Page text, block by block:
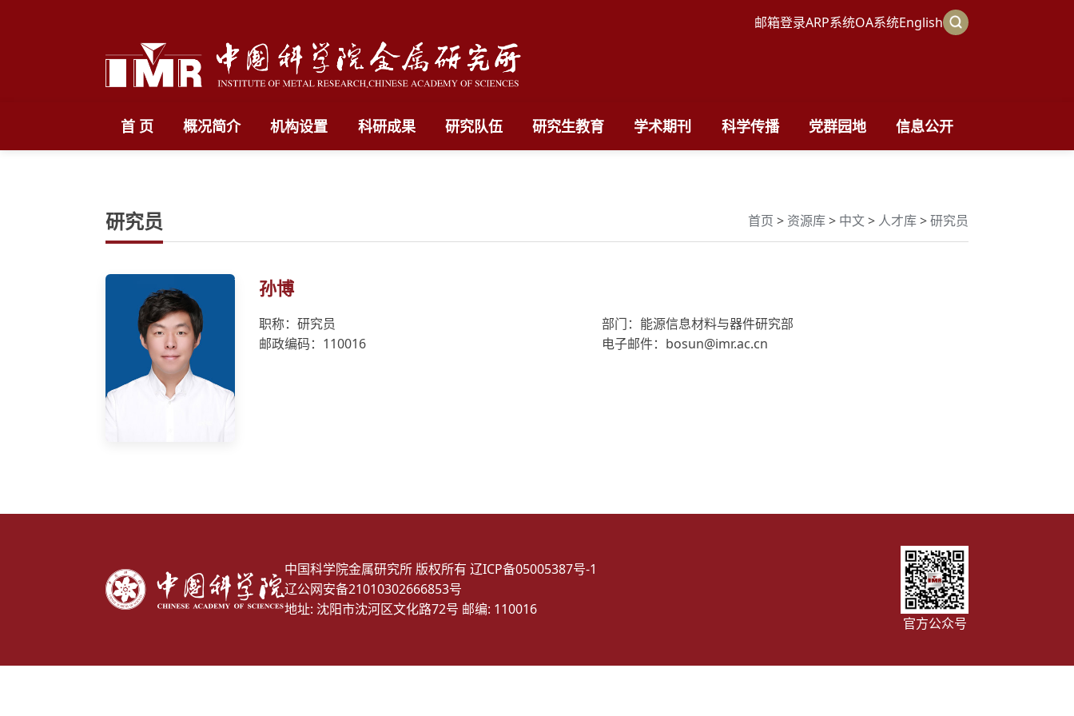
邮箱登录ARP系统OA系统English
首 页 概况简介 机构设置 科研成果 研究队伍 研究生教育 学术期刊 科学传播 党群园地 信息公开
研究员 首页 > 资源库> 中文> 人才库>研究员
孙博
职称：研究员
部门：能源信息材料与器件研究部
邮政编码：110016
电子邮件：bosun@imr.ac.cn
中国科学院金属研究所 版权所有 辽ICP备05005387号-1
辽公网安备21010302666853号
地址: 沈阳市沈河区文化路72号 邮编: 110016
官方公众号